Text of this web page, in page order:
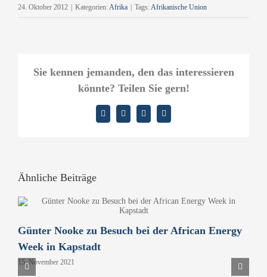
24. Oktober 2012 | Kategorien: Afrika | Tags: Afrikanische Union
Sie kennen jemanden, den das interessieren
könnte? Teilen Sie gern!
Facebook
X LinkedIn
E-
Mail
Ähnliche Beiträge
Günter Nooke zu Besuch bei der African Energy
Week in Kapstadt
15. November 2021